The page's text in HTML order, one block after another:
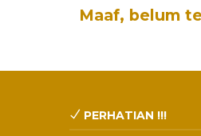
Maaf, belum
PERHATIAN !!!